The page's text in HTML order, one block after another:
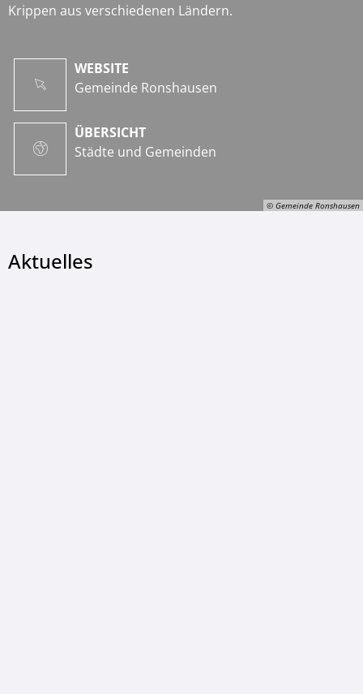
© Gemeinde Ronshausen
Krippen aus verschiedenen Ländern.
WEBSITE
Gemeinde Ronshausen
ÜBERSICHT
Städte und Gemeinden
Aktuelles